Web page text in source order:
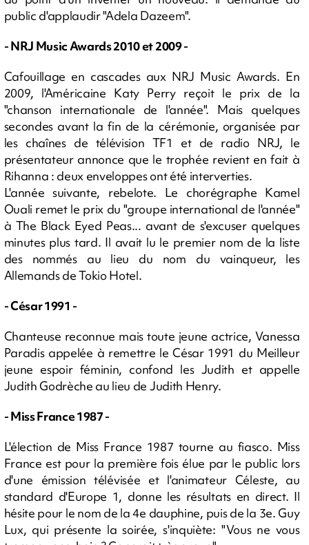
public d'applaudir "Adela Dazeem".
- NRJ Music Awards 2010 et 2009 -
Cafouillage en cascades aux NRJ Music Awards. En
2009, l'Américaine Katy Perry reçoit le prix de la
"chanson internationale de l'année". Mais quelques
secondes avant la fin de la cérémonie, organisée par
les chaînes de télévision TF1 et de radio NRJ, le
présentateur annonce que le trophée revient en fait à
Rihanna : deux enveloppes ont été interverties.
L'année suivante, rebelote. Le chorégraphe Kamel
Ouali remet le prix du "groupe international de l'année"
à The Black Eyed Peas... avant de s'excuser quelques
minutes plus tard. Il avait lu le premier nom de la liste
des nommés au lieu du nom du vainqueur, les
Allemands de Tokio Hotel.
- César 1991 -
Chanteuse reconnue mais toute jeune actrice, Vanessa
Paradis appelée à remettre le César 1991 du Meilleur
jeune espoir féminin, confond les Judith et appelle
Judith Godrèche au lieu de Judith Henry.
- Miss France 1987 -
L'élection de Miss France 1987 tourne au fiasco. Miss
France est pour la première fois élue par le public lors
d'une émission télévisée et l'animateur Céleste, au
standard d'Europe 1, donne les résultats en direct. Il
hésite pour le nom de la 4e dauphine, puis de la 3e. Guy
Lux, qui présente la soirée, s'inquiète: "Vous ne vous